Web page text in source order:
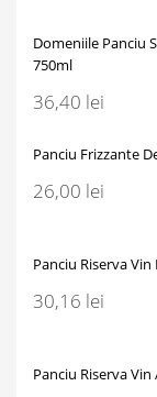
Domeniile Panciu
750ml
36,40 lei
Panciu Frizzante
26,00 lei
Panciu Riserva Vin
30,16 lei
Panciu Riserva